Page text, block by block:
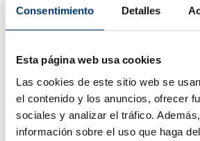
Consentimiento Detalles
Esta página web usa cookies
Las cookies de este sitio web se
el contenido y los anuncios, ofrecer
sociales y analizar el tráfico.
información sobre el uso que haga